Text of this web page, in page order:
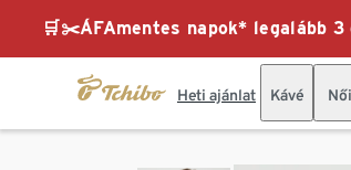
🛒✂️ÁFAmentes napok* legalább
Heti ajánlat Kávé Női